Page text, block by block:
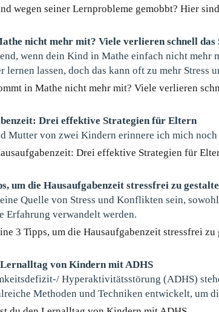
wegen seiner Lernprobleme gemobbt? Hier
nicht mehr mit? Viele verlieren schnell das
wenn dein Kind in Mathe einfach nicht mehr
lernen lassen, doch das kann oft zu mehr Stress
in Mathe nicht mehr mit? Viele verlieren
Drei effektive Strategien für Eltern
Mutter von zwei Kindern erinnere ich mich
Drei effektive Strategien für
um die Hausaufgabenzeit stressfrei zu
Quelle von Stress und Konflikten sein,
Erfahrung verwandelt werden.
3 Tipps, um die Hausaufgabenzeit stressfrei zu
Lernalltag von Kindern mit ADHS
Hyperaktivitätsstörung (ADHS)
Methoden und Techniken entwickelt, um